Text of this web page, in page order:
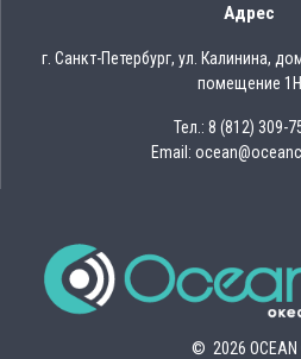
Адрес
г. Санкт-Петербург, ул. Калинина,
помещение 1Н
Тел.: 8 (812) 309-
Email:
© 2026 OCEAN